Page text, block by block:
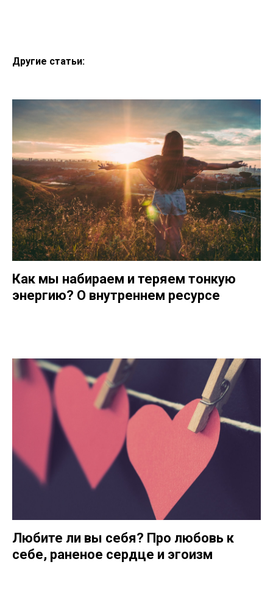
Другие статьи:
Как мы набираем и теряем тонкую
энергию? О внутреннем ресурсе
Любите ли вы себя? Про любовь к
себе, раненое сердце и эгоизм